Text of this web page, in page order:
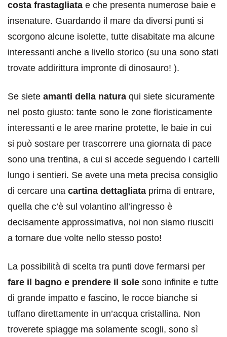
costa frastagliata e che presenta numerose baie e
insenature. Guardando il mare da diversi punti si
scorgono alcune isolette, tutte disabitate ma alcune
interessanti anche a livello storico (su una sono stati
trovate addirittura impronte di dinosauro! ).
Se siete amanti della natura qui siete sicuramente
nel posto giusto: tante sono le zone floristicamente
interessanti e le aree marine protette, le baie in cui
si può sostare per trascorrere una giornata di pace
sono una trentina, a cui si accede seguendo i cartelli
lungo i sentieri. Se avete una meta precisa consiglio
di cercare una cartina dettagliata prima di entrare,
quella che c’è sul volantino all’ingresso è
decisamente approssimativa, noi non siamo riusciti
a tornare due volte nello stesso posto!
La possibilità di scelta tra punti dove fermarsi per
fare il bagno e prendere il sole sono infinite e tutte
di grande impatto e fascino, le rocce bianche si
tuffano direttamente in un’acqua cristallina. Non
troverete spiagge ma solamente scogli, sono sì